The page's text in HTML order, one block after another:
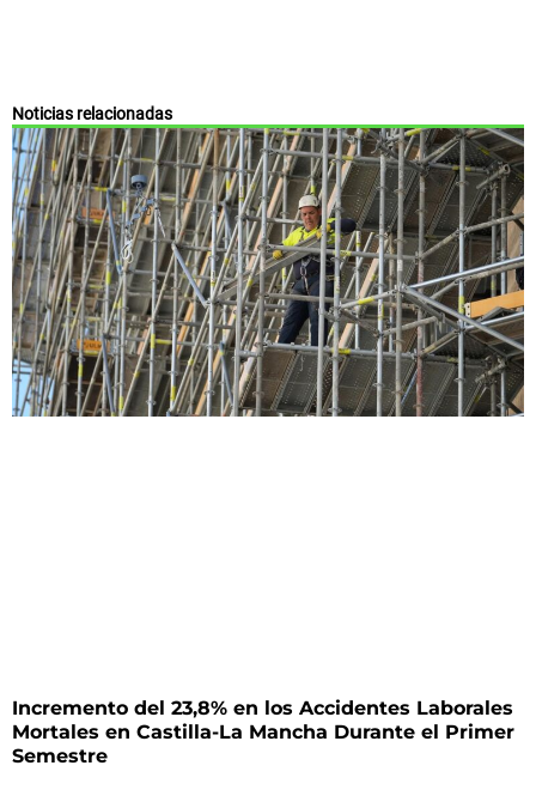
Noticias relacionadas
Incremento del 23,8% en los Accidentes Laborales
Mortales en Castilla-La Mancha Durante el Primer
Semestre